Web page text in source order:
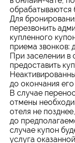
обрабатываются
Для
перезвонить
купленного
приема звонков:
При заселении в
предоставить
до окончания
В случае
отмены
отеля не
до
случае купон
услуга